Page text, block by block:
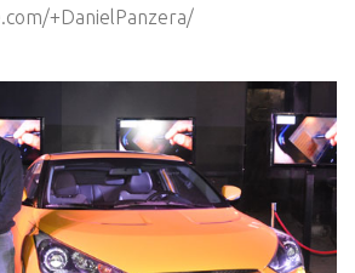
+DanielPanzera/